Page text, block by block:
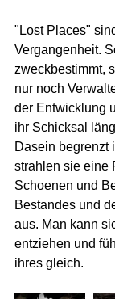
"Lost Places"
Vergangenheit.
zweckbestimmt,
nur noch
der Entwicklung
ihr Schicksal
Dasein begrenzt
strahlen sie eine
Schoenen und
Bestandes und
aus. Man kann
entziehen und
ihres gleich.